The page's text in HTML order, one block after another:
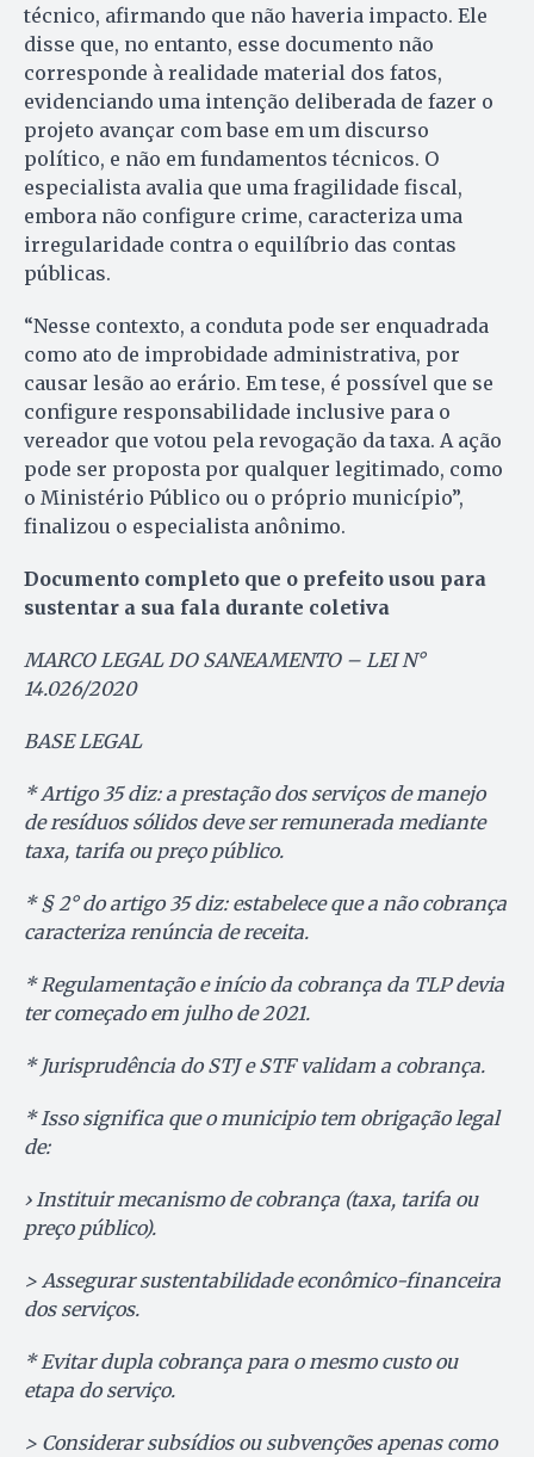
técnico, afirmando que não haveria impacto. Ele
disse que, no entanto, esse documento não
corresponde à realidade material dos fatos,
evidenciando uma intenção deliberada de fazer o
projeto avançar com base em um discurso
político, e não em fundamentos técnicos. O
especialista avalia que uma fragilidade fiscal,
embora não configure crime, caracteriza uma
irregularidade contra o equilíbrio das contas
públicas.
“Nesse contexto, a conduta pode ser enquadrada
como ato de improbidade administrativa, por
causar lesão ao erário. Em tese, é possível que se
configure responsabilidade inclusive para o
vereador que votou pela revogação da taxa. A ação
pode ser proposta por qualquer legitimado, como
o Ministério Público ou o próprio município”,
finalizou o especialista anônimo.
Documento completo que o prefeito usou para
sustentar a sua fala durante coletiva
MARCO LEGAL DO SANEAMENTO – LEI N°
14.026/2020
BASE LEGAL
* Artigo 35 diz: a prestação dos serviços de manejo
de resíduos sólidos deve ser remunerada mediante
taxa, tarifa ou preço público.
* § 2° do artigo 35 diz: estabelece que a não cobrança
caracteriza renúncia de receita.
* Regulamentação e início da cobrança da TLP devia
ter começado em julho de 2021.
* Jurisprudência do STJ e STF validam a cobrança.
* Isso significa que o municipio tem obrigação legal
de:
› Instituir mecanismo de cobrança (taxa, tarifa ou
preço público).
> Assegurar sustentabilidade econômico-financeira
dos serviços.
* Evitar dupla cobrança para o mesmo custo ou
etapa do serviço.
> Considerar subsídios ou subvenções apenas como